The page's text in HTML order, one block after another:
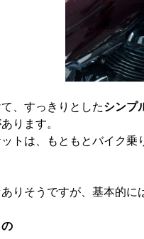
、すっきりとしたシンプ
ります。
トは、もともとバイク
りそうですが、基本的に